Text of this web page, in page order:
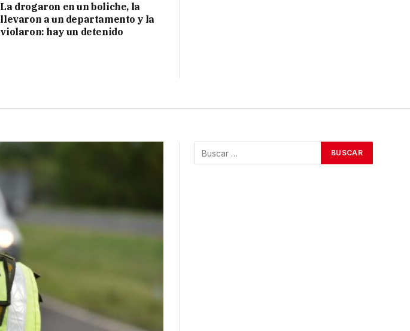
La drogaron en un boliche, la
llevaron a un departamento y la
violaron: hay un detenido